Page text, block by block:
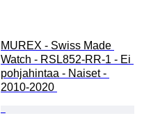
MUREX - Swiss Made
Watch - RSL852-RR-1 - Ei
pohjahintaa - Naiset -
2010-2020